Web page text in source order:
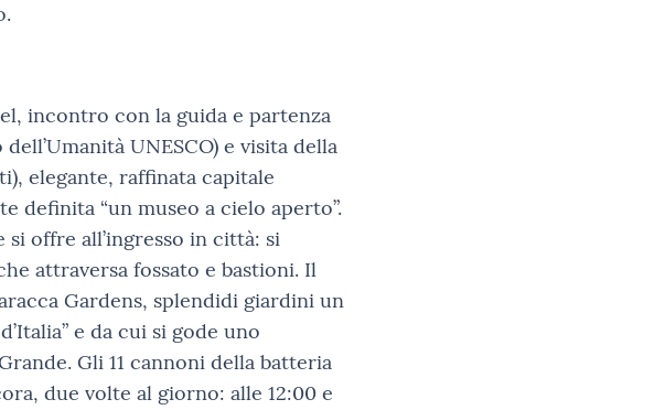
incontro con la guida e partenza
UNESCO) e visita della
elegante, raffinata capitale
definita “un museo a cielo aperto”.
offre all’ingresso in città: si
attraversa fossato e bastioni. Il
Gardens, splendidi giardini un
e da cui si gode uno
Gli 11 cannoni della batteria
due volte al giorno: alle 12:00 e